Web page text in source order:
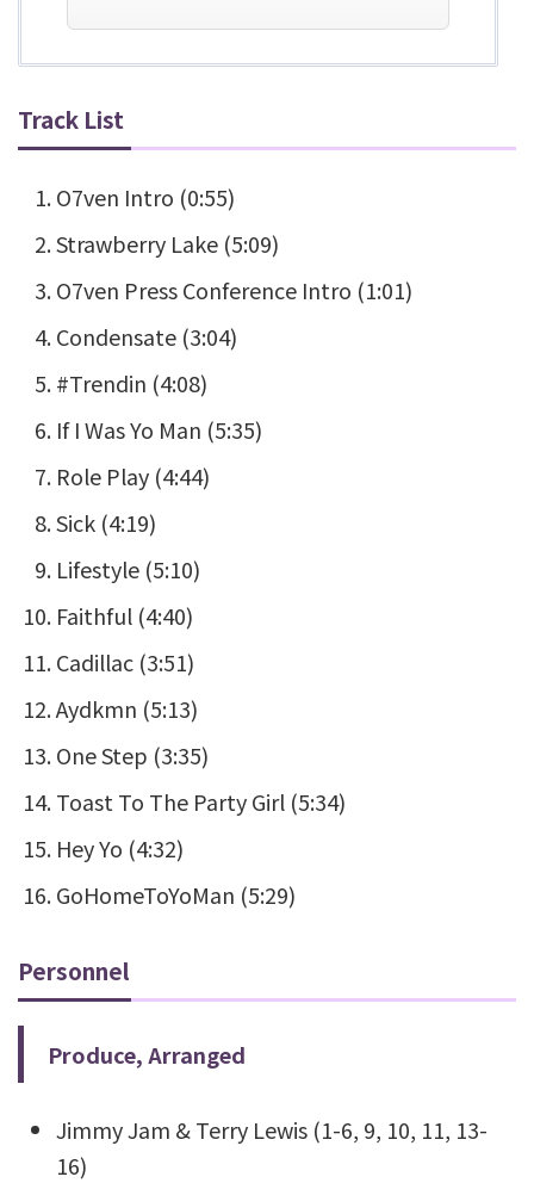
Track List
O7ven Intro (0:55)
Strawberry Lake (5:09)
O7ven Press Conference Intro (1:01)
Condensate (3:04)
#Trendin (4:08)
If I Was Yo Man (5:35)
Role Play (4:44)
Sick (4:19)
Lifestyle (5:10)
Faithful (4:40)
Cadillac (3:51)
Aydkmn (5:13)
One Step (3:35)
Toast To The Party Girl (5:34)
Hey Yo (4:32)
GoHomeToYoMan (5:29)
Personnel
Produce, Arranged
Jimmy Jam & Terry Lewis (1-6, 9, 10, 11, 13-
16)